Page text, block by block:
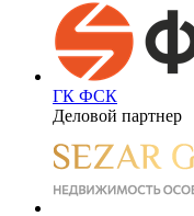
ГК ФСК
Деловой партнер